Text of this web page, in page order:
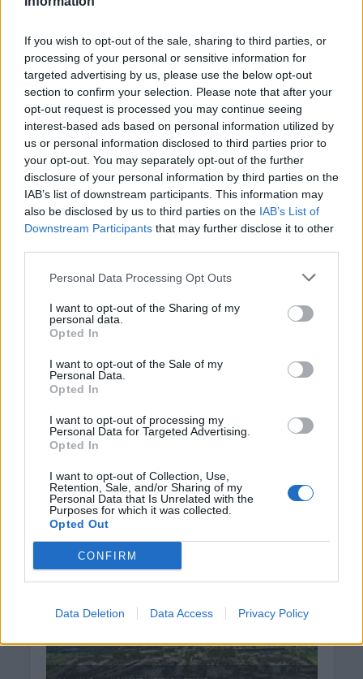
If you wish to opt-out of the sale, sharing to third parties, or
processing of your personal or sensitive information for
targeted advertising by us, please use the below opt-out
section to confirm your selection. Please note that after your
opt-out request is processed you may continue seeing
interest-based ads based on personal information utilized by
us or personal information disclosed to third parties prior to
your opt-out. You may separately opt-out of the further
disclosure of your personal information by third parties on the
IAB’s list of downstream participants. This information may
also be disclosed by us to third parties on the IAB’s List of
Downstream Participants that may further disclose it to other
Personal Data Processing Opt Outs
I want to opt-out of the Sharing of my
personal data.
Opted In
I want to opt-out of the Sale of my
Personal Data.
Opted In
I want to opt-out of processing my
Personal Data for Targeted Advertising.
Opted In
I want to opt-out of Collection, Use,
Retention, Sale, and/or Sharing of my
Personal Data that Is Unrelated with the
Purposes for which it was collected.
Opted Out
CONFIRM
Data Deletion Data Access Privacy Policy
ΓΕΎΣΗ - ΨΥΧΑΓΩΓΊΑ
Τα νηστίσιμα του
Δεκαπενταύγουστου: Συνταγές με
γεύση καλοκαιριού
8 Αυγούστου 2026 08:17
ΜΑΤΙΕΣ ΣΤΟ ΠΑΡΕΛΘΟΝ
Μπλεκ: O ήρωας που έδερνε τους
Άγγλους και φορούσε γούνινο καπέλο
και γιλέκο χειμώνα καλοκαίρι!
8 Αυγούστου 2026 08:14
Κρήτη: O καιρός του Σαββάτου 8
ΕΝΔΙΑΦΕΡΟΝΤΑ
8 Αυγούστου 2026 08:08